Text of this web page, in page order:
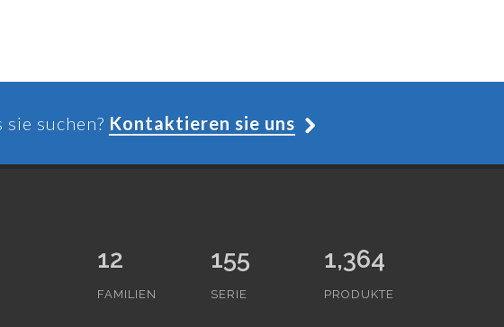
suchen? Kontaktieren sie uns
12
FAMILIEN
155
SERIE
1,364
PRODUKTE